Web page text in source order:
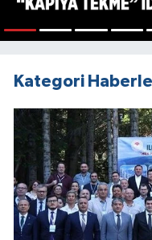
Kategori